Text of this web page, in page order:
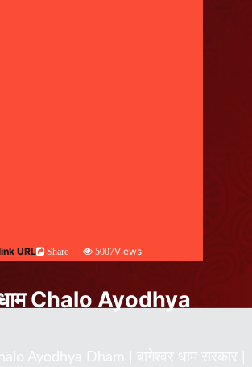
URL Share 5007Views
धाम Chalo Ayodhya
Ayodhya Dham | बागेश्वर धाम सरकार |